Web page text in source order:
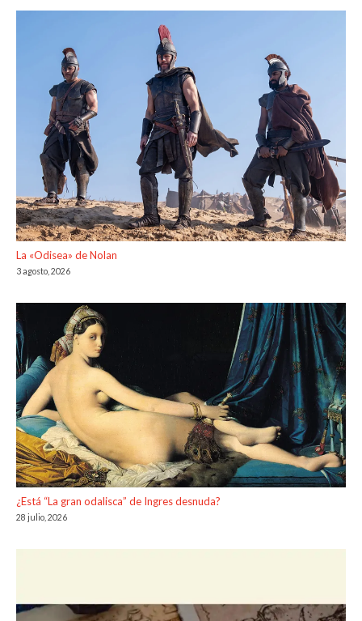
La «Odisea» de Nolan
3 agosto, 2026
¿Está “La gran odalisca” de Ingres desnuda?
28 julio, 2026